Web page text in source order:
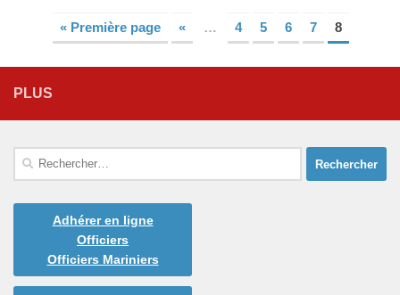
« Première page « … 4 5 6 7 8
PLUS
Rechercher :
Adhérer en ligne
Officiers
Officiers Mariniers